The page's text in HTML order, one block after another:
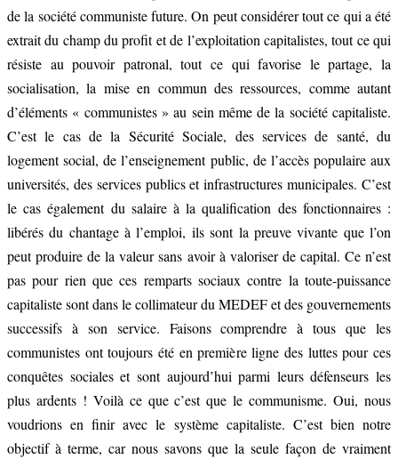
de la société communiste future. On peut considérer tout ce qui a été
extrait du champ du profit et de l’exploitation capitalistes, tout ce qui
résiste au pouvoir patronal, tout ce qui favorise le partage, la
socialisation, la mise en commun des ressources, comme autant
d’éléments « communistes » au sein même de la société capitaliste.
C’est le cas de la Sécurité Sociale, des services de santé, du
logement social, de l’enseignement public, de l’accès populaire aux
universités, des services publics et infrastructures municipales. C’est
le cas également du salaire à la qualification des fonctionnaires :
libérés du chantage à l’emploi, ils sont la preuve vivante que l’on
peut produire de la valeur sans avoir à valoriser de capital. Ce n’est
pas pour rien que ces remparts sociaux contre la toute-puissance
capitaliste sont dans le collimateur du MEDEF et des gouvernements
successifs à son service. Faisons comprendre à tous que les
communistes ont toujours été en première ligne des luttes pour ces
conquêtes sociales et sont aujourd’hui parmi leurs défenseurs les
plus ardents ! Voilà ce que c’est que le communisme. Oui, nous
voudrions en finir avec le système capitaliste. C’est bien notre
objectif à terme, car nous savons que la seule façon de vraiment